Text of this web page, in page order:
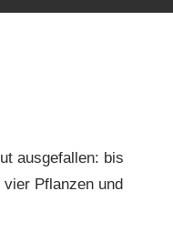
ausgefallen: bis
Pflanzen und